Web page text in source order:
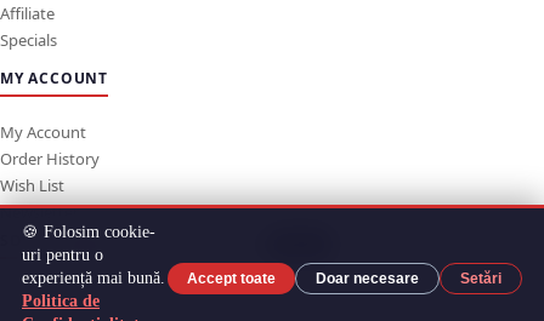
Affiliate
Specials
MY ACCOUNT
My Account
Order History
Wish List
Newsletter
SOCIAL MEDIA
Cool © 2026 Toate drepturile rezervate dePromotionale COOL.
🍪 Folosim cookie-
uri pentru o
experiență mai bună.
Politica de
Accept toate Doar necesare Setări